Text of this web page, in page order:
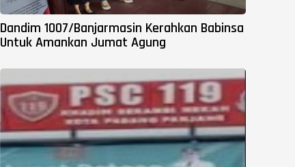
Dandim 1007/Banjarmasin Kerahkan Babinsa
Untuk Amankan Jumat Agung